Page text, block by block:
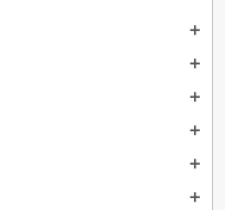
add
add
add
add
add
add